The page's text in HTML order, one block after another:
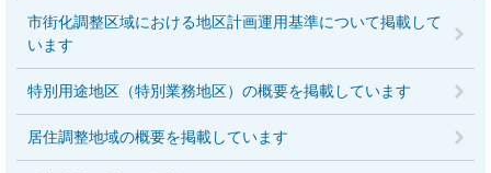
市街化調整区域における地区計画運用基準について掲載して
います
特別用途地区（特別業務地区）の概要を掲載しています
居住調整地域の概要を掲載しています